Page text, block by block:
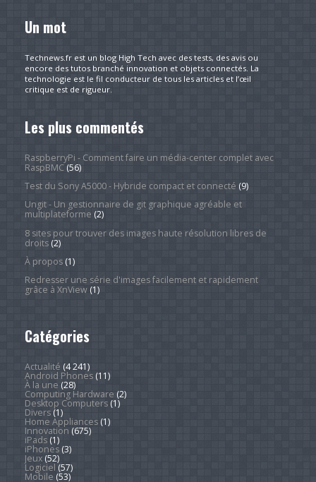
Un mot
Technews.fr est un blog High Tech avec des tests, des avis ou
encore des tutos branché innovation et objets connectés. La
technologie est le fil conducteur de tous les articles et l’œil
critique est de rigueur.
Les plus commentés
RaspberryPi - Comment faire un média-center complet avec
RaspBMC(56)
Test du Sony A5000 - Hybride compact et connecté (9)
Ungit - Un gestionnaire de git graphique agréable et
multiplateforme (2)
8 sites pour trouver des images haute résolution libres de
droits(2)
À propos(1)
Redresser une série d'images facilement et rapidement
grâce à XnView(1)
Catégories
Actualité (4 241)
Android Phones(11)
À la une (28)
Computing Hardware (2)
Desktop Computers(1)
Divers(1)
Home Appliances(1)
Innovation (675)
iPads(1)
iPhones(3)
Jeux(52)
Logiciel (57)
Mobile (53)